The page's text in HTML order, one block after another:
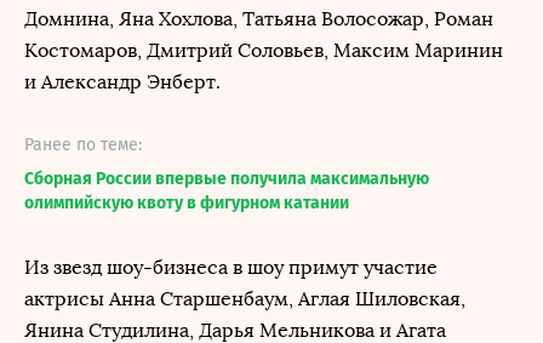
Домнина, Яна Хохлова, Татьяна Волосожар, Роман
Костомаров, Дмитрий Соловьев, Максим Маринин
и Александр Энберт.
Ранее по теме:
Сборная России впервые получила максимальную
олимпийскую квоту в фигурном катании
Из звезд шоу-бизнеса в шоу примут участие
актрисы Анна Старшенбаум, Аглая Шиловская,
Янина Студилина, Дарья Мельникова и Агата